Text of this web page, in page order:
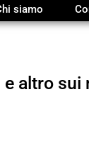
siamo
e altro sui